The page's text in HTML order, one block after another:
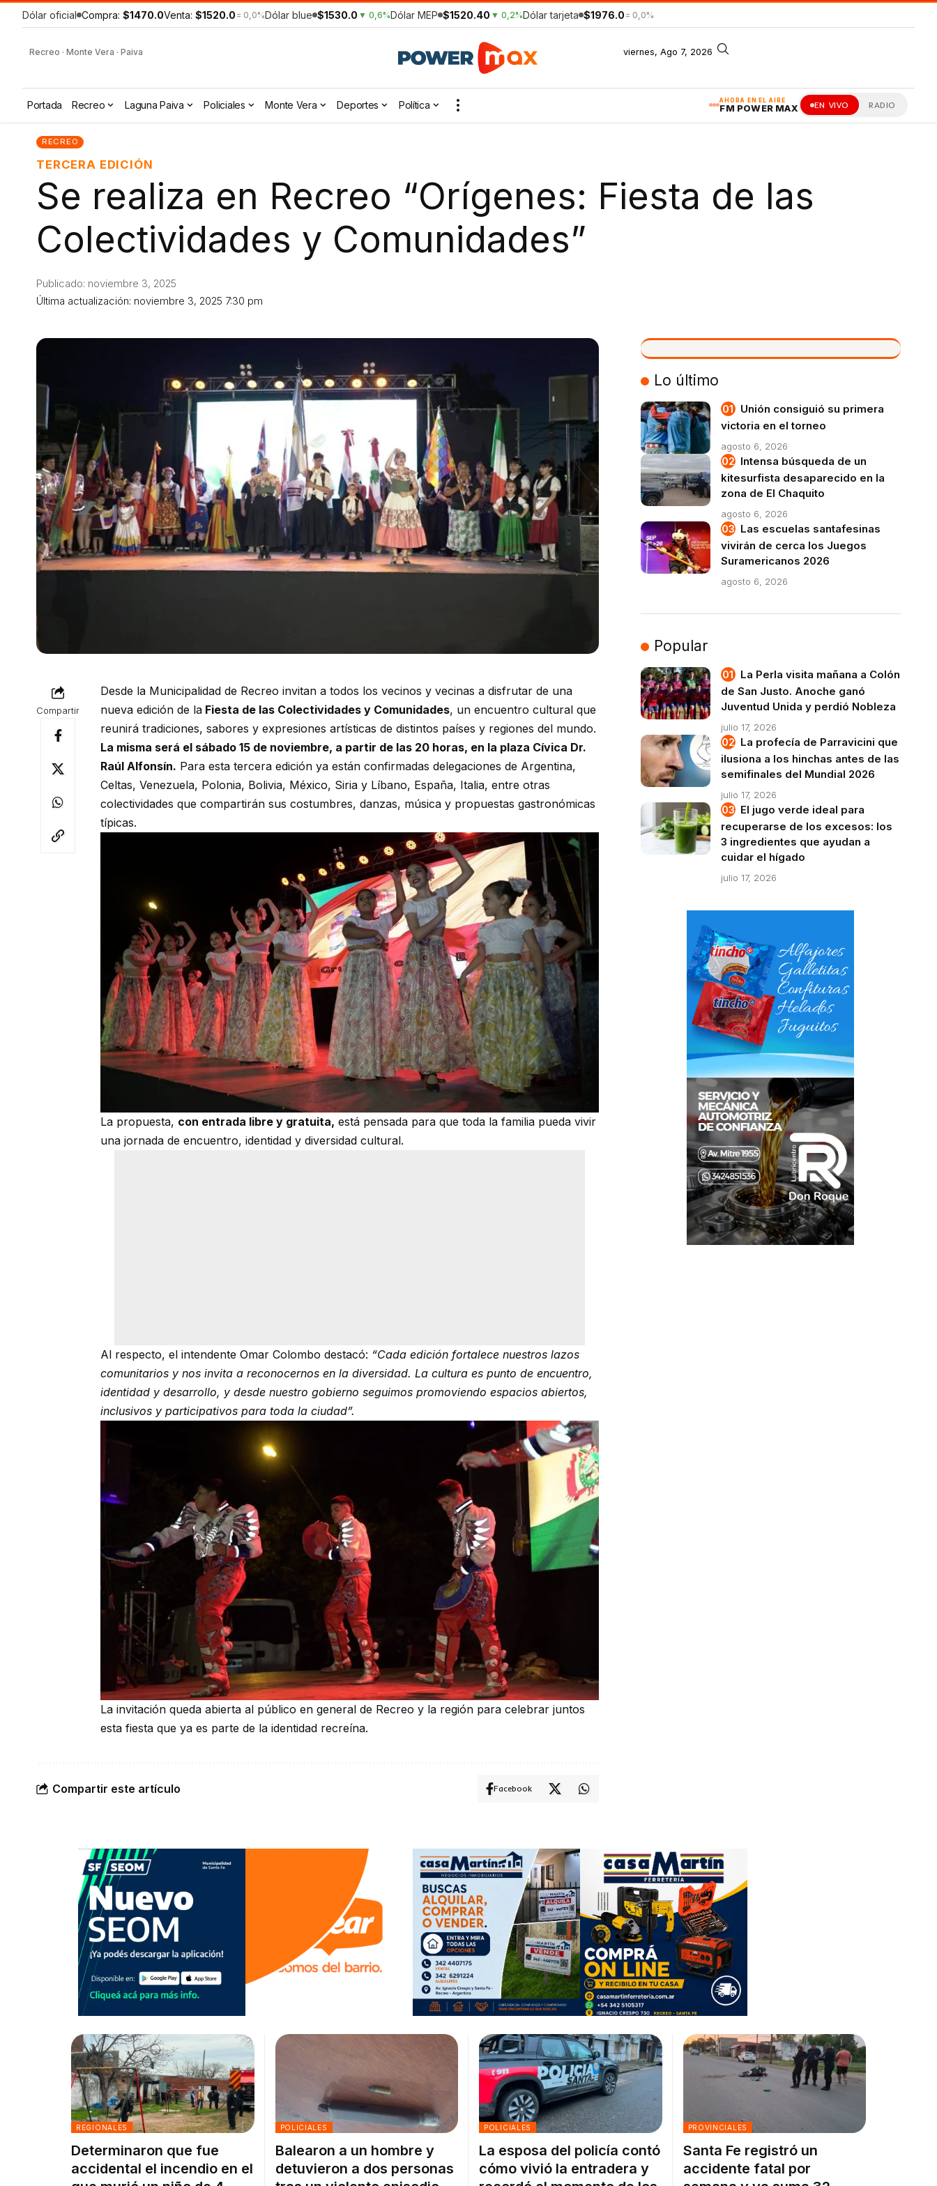
Dólar oficial Compra: $1470.0Venta: $1520.0 = 0,0%Dólar blue $1530.0 ▼ 0,6%Dólar MEP $1520.40 ▼ 0,2%Dólar tarjeta $1976.0 = 0,0%
Recreo · Monte Vera · Paiva viernes, Ago 7, 2026
AHORA EN EL AIRE
FM POWER MAX EN VIVO RADIO
Portada Recreo Laguna Paiva Policiales Monte Vera Deportes Política
RECREO
TERCERA EDICIÓN
Se realiza en Recreo “Orígenes: Fiesta de las
Colectividades y Comunidades”
Última actualización: noviembre 3, 2025 7:30 pm
Publicado: noviembre 3, 2025
Compartir
Desde la Municipalidad de Recreo invitan a todos los vecinos y vecinas a disfrutar de una
nueva edición de la Fiesta de las Colectividades y Comunidades, un encuentro cultural que
reunirá tradiciones, sabores y expresiones artísticas de distintos países y regiones del mundo.
La misma será el sábado 15 de noviembre, a partir de las 20 horas, en la plaza Cívica Dr.
Raúl Alfonsín. Para esta tercera edición ya están confirmadas delegaciones de Argentina,
Celtas, Venezuela, Polonia, Bolivia, México, Siria y Líbano, España, Italia, entre otras
colectividades que compartirán sus costumbres, danzas, música y propuestas gastronómicas
típicas.
La propuesta, con entrada libre y gratuita, está pensada para que toda la familia pueda vivir
una jornada de encuentro, identidad y diversidad cultural.
Al respecto, el intendente Omar Colombo destacó: “Cada edición fortalece nuestros lazos
comunitarios y nos invita a reconocernos en la diversidad. La cultura es punto de encuentro,
identidad y desarrollo, y desde nuestro gobierno seguimos promoviendo espacios abiertos,
inclusivos y participativos para toda la ciudad”.
La invitación queda abierta al público en general de Recreo y la región para celebrar juntos
esta fiesta que ya es parte de la identidad recreína.
Compartir este artículo Facebook
VIVO
Lo último
Unión consiguió su primera
victoria en el torneo
agosto 6, 2026
Intensa búsqueda de un
kitesurfista desaparecido en la
zona de El Chaquito
agosto 6, 2026
Las escuelas santafesinas
vivirán de cerca los Juegos
Suramericanos 2026
agosto 6, 2026
Popular
La Perla visita mañana a Colón
de San Justo. Anoche ganó
Juventud Unida y perdió Nobleza
julio 17, 2026
La profecía de Parravicini que
ilusiona a los hinchas antes de las
semifinales del Mundial 2026
julio 17, 2026
El jugo verde ideal para
recuperarse de los excesos: los
3 ingredientes que ayudan a
cuidar el hígado
julio 17, 2026
REGIONALES
Determinaron que fue
accidental el incendio en el
POLICIALES
Balearon a un hombre y
detuvieron a dos personas
POLICIALES
La esposa del policía contó
cómo vivió la entradera y
PROVINCIALES
Santa Fe registró un
accidente fatal por